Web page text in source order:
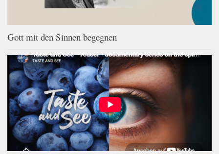
Gott mit den Sinnen begegnen